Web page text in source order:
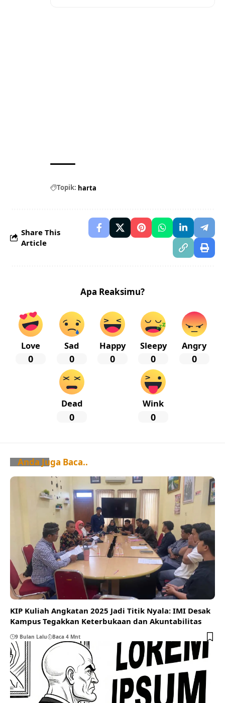
Topik: harta
Share This
Article
Apa Reaksimu?
Love
0
Sad
0
Happy
0
Sleepy
0
Angry
0
Dead
0
Wink
0
Anda Juga Baca..
KIP Kuliah Angkatan 2025 Jadi Titik Nyala: IMI Desak
Kampus Tegakkan Keterbukaan dan Akuntabilitas
9 Bulan Lalu Baca 4 Mnt